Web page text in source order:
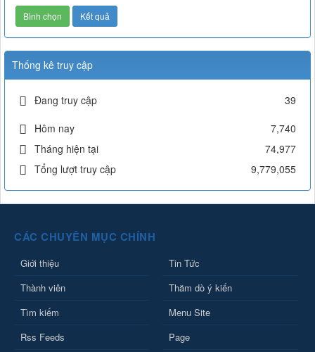
Thống kê truy cập
Đang truy cập
39
Hôm nay
7,740
Tháng hiện tại
74,977
Tổng lượt truy cập
9,779,055
CÁC CHUYÊN MỤC CHÍNH
Giới thiệu
Tin Tức
Thành viên
Thăm dò ý kiến
Tìm kiếm
Menu Site
Rss Feeds
Page